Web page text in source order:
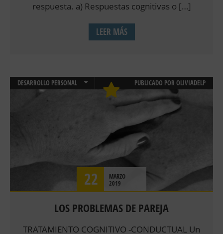
respuesta. a) Respuestas cognitivas o […]
LEER MÁS
DESARROLLO PERSONAL
PUBLICADO POR OLIVIADELP
22
MARZO
2019
LOS PROBLEMAS DE PAREJA
TRATAMIENTO COGNITIVO -CONDUCTUAL Un